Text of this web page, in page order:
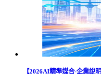
【2026AI精準媒合-企業說